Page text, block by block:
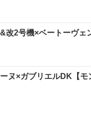
2号機×ベートーヴェ
ヌ×ガブリエルDK【